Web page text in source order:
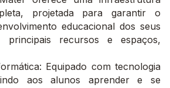
projetada para garantir o
educacional dos seus
recursos e espaços,
Equipado com tecnologia
aos alunos aprender e se